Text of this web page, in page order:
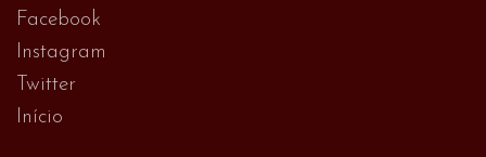
Facebook
Instagram
Twitter
Início